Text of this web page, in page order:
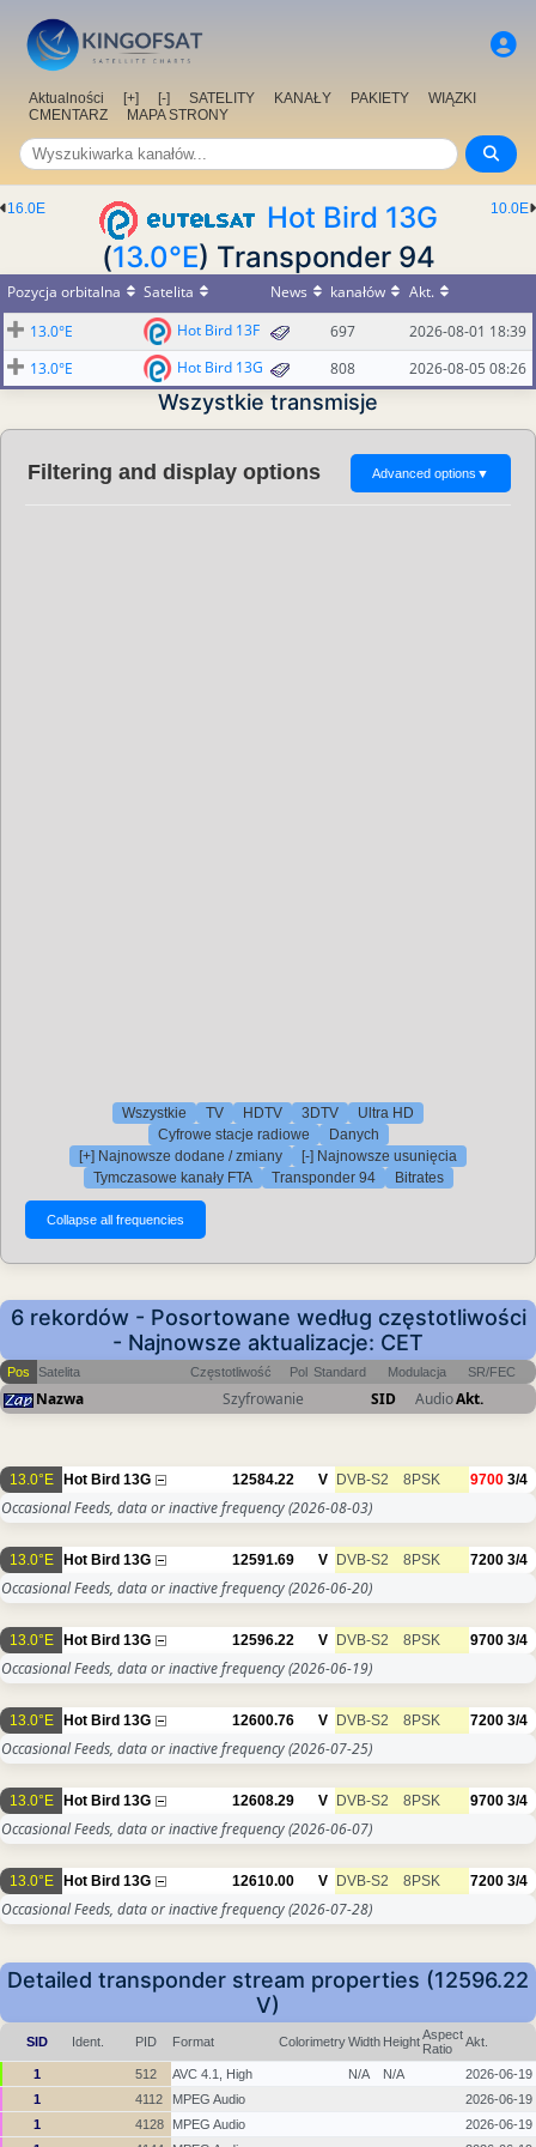
Aktualności [+] [-] SATELITY KANAŁY PAKIETY
WIĄZKI
CMENTARZ
MAPA STRONY
10.0E
16.0E
Hot Bird 13G
(13.0°E) Transponder 94
Pozycja orbitalna Satelita News kanałów
Akt.
13.0°E
Hot Bird 13F 697
2026-08-01 18:39
13.0°E
Hot Bird 13G 808 2026-08-05 08:26
Wszystkie transmisje
Filtering and display options Advanced options ▼
Wszystkie TV HDTV 3DTV
Ultra HD
Cyfrowe stacje radiowe
Danych
[+] Najnowsze dodane / zmiany
[-] Najnowsze usunięcia
Tymczasowe kanały FTA
Transponder 94 Bitrates
6 rekordów - Posortowane według częstotliwości
- Najnowsze aktualizacje: CET
Pos Satelita Częstotliwość Pol Standard Modulacja SR/FEC
Nazwa Szyfrowanie SID AudioAkt.
13.0°E Hot Bird 13G 12584.22 V DVB-S2 8PSK 9700 3/4
Occasional Feeds, data or inactive frequency(2026-08-03)
13.0°E Hot Bird 13G 12591.69 V DVB-S2 8PSK 7200 3/4
Occasional Feeds, data or inactive frequency(2026-06-20)
13.0°E Hot Bird 13G 12596.22 V DVB-S2 8PSK 9700 3/4
Occasional Feeds, data or inactive frequency(2026-06-19)
13.0°E Hot Bird 13G 12600.76 V DVB-S2 8PSK 7200 3/4
Occasional Feeds, data or inactive frequency(2026-07-25)
13.0°E Hot Bird 13G 12608.29 V DVB-S2 8PSK 9700 3/4
Occasional Feeds, data or inactive frequency(2026-06-07)
13.0°E Hot Bird 13G 12610.00 V DVB-S2 8PSK 7200 3/4
Occasional Feeds, data or inactive frequency(2026-07-28)
Detailed transponder stream properties (12596.22
V)
SID Ident. PID Format ColorimetryWidth HeightAspect
Ratio
Akt.
1 512 AVC 4.1, High N/A N/A
2026-06-19
1
4112 MPEG Audio
2026-06-19
1
4128 MPEG Audio
2026-06-19